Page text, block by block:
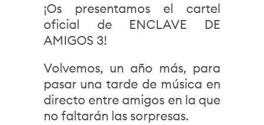
¡Os presentamos el cartel
oficial de ENCLAVE DE
AMIGOS 3!
Volvemos, un año más, para
pasar una tarde de música en
directo entre amigos en la que
no faltarán las sorpresas.